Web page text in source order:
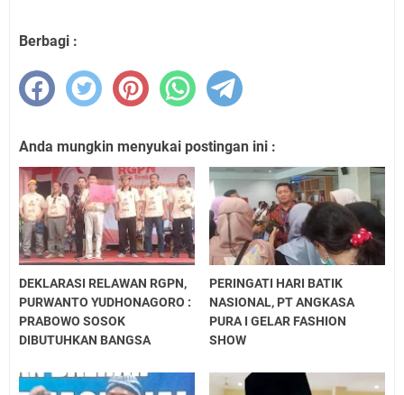
Berbagi :
Anda mungkin menyukai postingan ini :
DEKLARASI RELAWAN RGPN,
PURWANTO YUDHONAGORO :
PRABOWO SOSOK
DIBUTUHKAN BANGSA
PERINGATI HARI BATIK
NASIONAL, PT ANGKASA
PURA I GELAR FASHION
SHOW